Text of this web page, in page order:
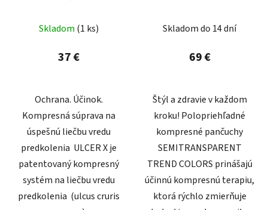
Skladom (1 ks)
37 €
Ochrana. Účinok.
Kompresná súprava na
úspešnú liečbu vredu
predkolenia ULCER X je
patentovaný kompresný
systém na liečbu vredu
predkolenia (ulcus cruris
Skladom do 14 dní
69 €
Štýl a zdravie v každom
kroku! Polopriehľadné
kompresné pančuchy
SEMITRANSPARENT
TREND COLORS prinášajú
účinnú kompresnú terapiu,
ktorá rýchlo zmierňuje